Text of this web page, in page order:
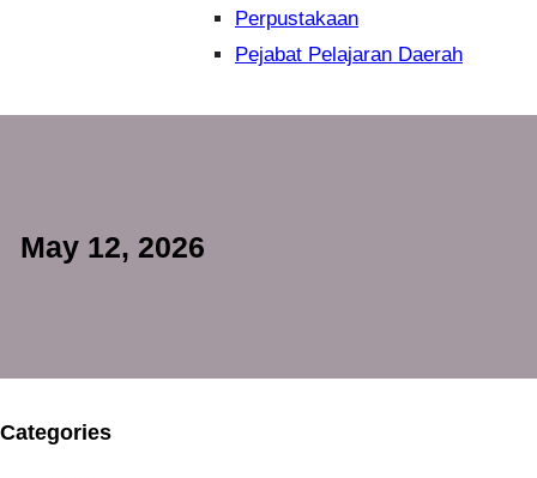
Perpustakaan
Pejabat Pelajaran Daerah
May 12, 2026
Categories